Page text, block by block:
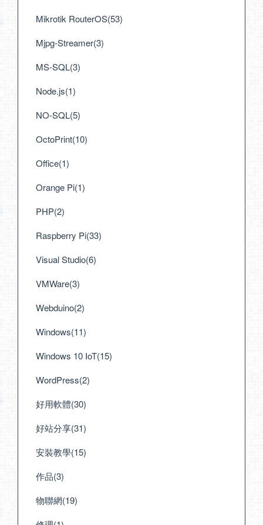
Mikrotik RouterOS(53)
Mjpg-Streamer(3)
MS-SQL(3)
Node.js(1)
NO-SQL(5)
OctoPrint(10)
Office(1)
Orange Pi(1)
PHP(2)
Raspberry Pi(33)
Visual Studio(6)
VMWare(3)
Webduino(2)
Windows(11)
Windows 10 IoT(15)
WordPress(2)
好用軟體(30)
好站分享(31)
安裝教學(15)
作品(3)
物聯網(19)